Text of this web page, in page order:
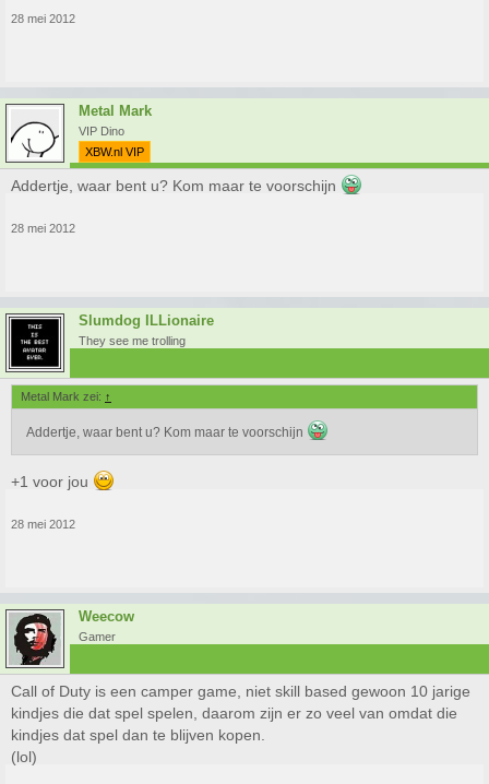
28 mei 2012
Metal Mark
VIP Dino
XBW.nl VIP
Addertje, waar bent u? Kom maar te voorschijn
28 mei 2012
Slumdog ILLionaire
They see me trolling
Metal Mark zei: ↑
Addertje, waar bent u? Kom maar te voorschijn
+1 voor jou
28 mei 2012
Weecow
Gamer
Call of Duty is een camper game, niet skill based gewoon 10 jarige
kindjes die dat spel spelen, daarom zijn er zo veel van omdat die
kindjes dat spel dan te blijven kopen.
(lol)